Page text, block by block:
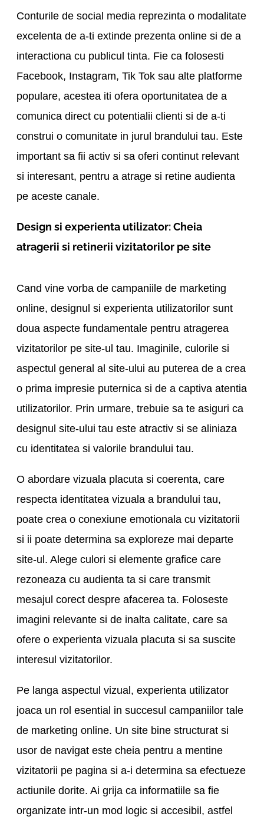
Conturile de social media reprezinta o modalitate
excelenta de a-ti extinde prezenta online si de a
interactiona cu publicul tinta. Fie ca folosesti
Facebook, Instagram, Tik Tok sau alte platforme
populare, acestea iti ofera oportunitatea de a
comunica direct cu potentialii clienti si de a-ti
construi o comunitate in jurul brandului tau. Este
important sa fii activ si sa oferi continut relevant
si interesant, pentru a atrage si retine audienta
pe aceste canale.
Design si experienta utilizator: Cheia
atragerii si retinerii vizitatorilor pe site
Cand vine vorba de campaniile de marketing
online, designul si experienta utilizatorilor sunt
doua aspecte fundamentale pentru atragerea
vizitatorilor pe site-ul tau. Imaginile, culorile si
aspectul general al site-ului au puterea de a crea
o prima impresie puternica si de a captiva atentia
utilizatorilor. Prin urmare, trebuie sa te asiguri ca
designul site-ului tau este atractiv si se aliniaza
cu identitatea si valorile brandului tau.
O abordare vizuala placuta si coerenta, care
respecta identitatea vizuala a brandului tau,
poate crea o conexiune emotionala cu vizitatorii
si ii poate determina sa exploreze mai departe
site-ul. Alege culori si elemente grafice care
rezoneaza cu audienta ta si care transmit
mesajul corect despre afacerea ta. Foloseste
imagini relevante si de inalta calitate, care sa
ofere o experienta vizuala placuta si sa suscite
interesul vizitatorilor.
Pe langa aspectul vizual, experienta utilizator
joaca un rol esential in succesul campaniilor tale
de marketing online. Un site bine structurat si
usor de navigat este cheia pentru a mentine
vizitatorii pe pagina si a-i determina sa efectueze
actiunile dorite. Ai grija ca informatiile sa fie
organizate intr-un mod logic si accesibil, astfel